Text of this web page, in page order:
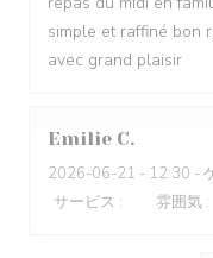
simple et raffiné bon
avec grand plaisir
Emilie C
2026-06-21 - 12:30 -
サービス : 雰囲気 :